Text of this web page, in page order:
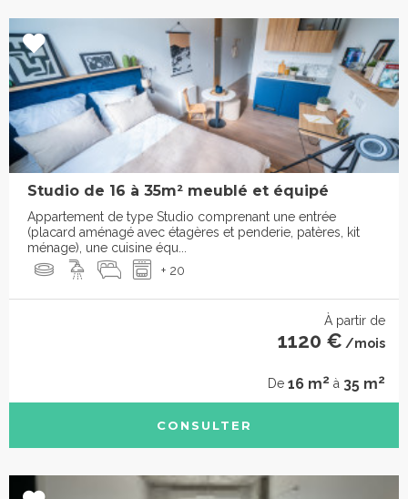
Studio de 16 à 35m² meublé et équipé
Appartement de type Studio comprenant une entrée
(placard aménagé avec étagères et penderie, patères, kit
ménage), une cuisine équ...
+ 20
À partir de
1120 € /mois
De 16 m2 à 35 m2
CONSULTER